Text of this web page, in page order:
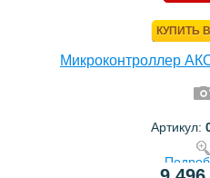
КУПИТЬ
Микроконтроллер
Артикул: